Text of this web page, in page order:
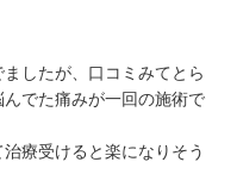
したが、口コミみてとら
でた痛みが一回の施術で
療受けると楽になりそう